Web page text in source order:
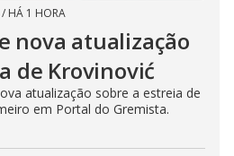
/ HÁ 1 HORA
nova atualização
de Krovinović
atualização sobre a estreia de
em Portal do Gremista.